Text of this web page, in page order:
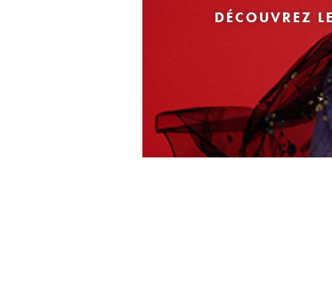
DÉCOUVREZ